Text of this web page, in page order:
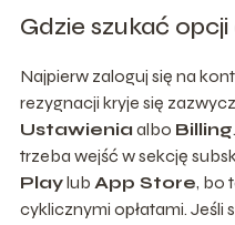
Gdzie szukać
Najpierw zaloguj się na
rezygnacji kryje się
Ustawienia albo Billing
trzeba wejść w sekcję
Playlub App Store, bo
cyklicznymi opłatami. Jeśli